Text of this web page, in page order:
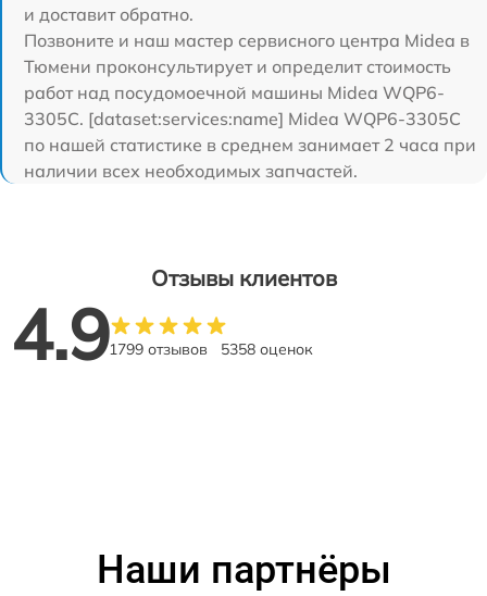
и доставит обратно.
Позвоните и наш мастер сервисного центра Midea в
Тюмени проконсультирует и определит стоимость
работ над посудомоечной машины Midea WQP6-
3305C. [dataset:services:name] Midea WQP6-3305C
по нашей статистике в среднем занимает 2 часа при
наличии всех необходимых запчастей.
Отзывы клиентов
4.91799 отзывов 5358 оценок
Наши партнёры